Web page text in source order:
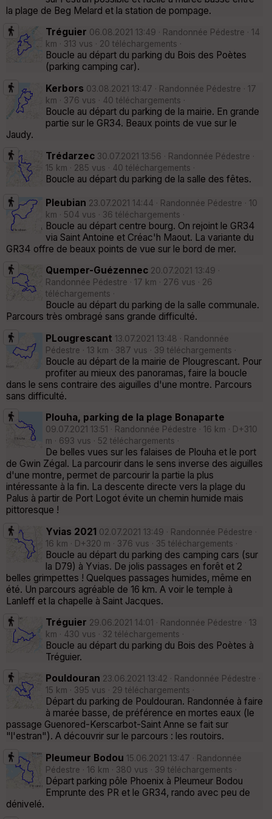
la plage de Beg Melard et la station de pompage.
Tréguier 06.08.2021 13:49 · Randonnée Pédestre · 14
km · 313 vus · 20 téléchargements ·
Boucle au départ du parking du Bois des Poètes
(parking camping car).
Kerbors 03.08.2021 13:47 · Randonnée Pédestre · 17
km · 376 vus · 40 téléchargements ·
Boucle au départ du parking de la mairie. En grande
partie sur le GR34. Beaux points de vue sur le
Jaudy.
Trédarzec 30.07.2021 13:56 · Randonnée Pédestre ·
15 km · 285 vus · 40 téléchargements ·
Boucle au départ du parking de la salle des fêtes.
Pleubian 23.07.2021 14:44 · Randonnée Pédestre · 10
km · 504 vus · 36 téléchargements ·
Boucle au départ centre bourg. On rejoint le GR34
via Saint Antoine et Créac'h Maout. La variante du
GR34 offre de beaux points de vue sur le bord de mer.
Quemper-Guézennec 20.07.2021 13:49 ·
Randonnée Pédestre · 17 km · 276 vus · 26
téléchargements ·
Boucle au départ du parking de la salle communale.
Parcours très ombragé sans grande difficulté.
PLougrescant 13.07.2021 13:48 · Randonnée
Pédestre · 13 km · 387 vus · 39 téléchargements ·
Boucle au départ de la mairie de Plougrescant. Pour
profiter au mieux des panoramas, faire la boucle
dans le sens contraire des aiguilles d'une montre. Parcours
sans difficulté.
Plouha, parking de la plage Bonaparte
09.07.2021 13:51 · Randonnée Pédestre · 16 km · D+310
m · 693 vus · 52 téléchargements ·
De belles vues sur les falaises de Plouha et le port
de Gwin Zégal. La parcourir dans le sens inverse des aiguilles
d'une montre, permet de parcourir la partie la plus
intéressante à la fin. La descente directe vers la plage du
Palus à partir de Port Logot évite un chemin humide mais
pittoresque !
Yvias 2021 02.07.2021 13:49 · Randonnée Pédestre ·
16 km · D+320 m · 376 vus · 35 téléchargements ·
Boucle au départ du parking des camping cars (sur
la D79) à Yvias. De jolis passages en forêt et 2
belles grimpettes ! Quelques passages humides, même en
été. Un parcours agréable de 16 km. A voir le temple à
Lanleff et la chapelle à Saint Jacques.
Tréguier 29.06.2021 14:01 · Randonnée Pédestre · 13
km · 430 vus · 32 téléchargements ·
Boucle au départ du parking du Bois des Poètes à
Tréguier.
Pouldouran 23.06.2021 13:42 · Randonnée Pédestre ·
15 km · 395 vus · 29 téléchargements ·
Départ du parking de Pouldouran. Randonnée à faire
à marée basse, de préférence en mortes eaux (le
passage Guenored-Kerscarbot-Saint Anne se fait sur
"l'estran"). A découvrir sur le parcours : les routoirs.
Pleumeur Bodou 15.06.2021 13:47 · Randonnée
Pédestre · 16 km · 380 vus · 39 téléchargements ·
Départ parking pôle Phoenix à Pleumeur Bodou
Emprunte des PR et le GR34, rando avec peu de
dénivelé.